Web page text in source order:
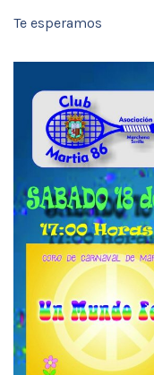
Te esperamos